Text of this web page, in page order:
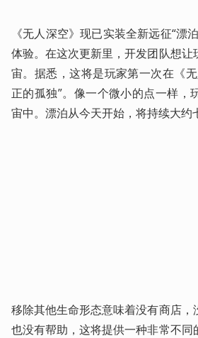
《无人深空》现已实装全新远征“漂
体验。在这次更新里，开发团队想
宙。据悉，这将是玩家第一次在《
正的孤独”。像一个微小的点一样，
宙中。漂泊从今天开始，将持续大约
移除其他生命形态意味着没有商店，
也没有帮助，这将提供一种非常不